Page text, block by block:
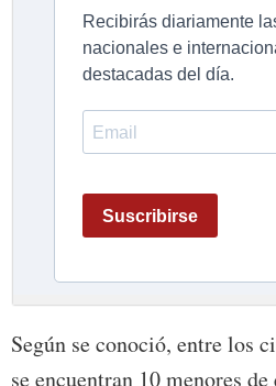
Según se conoció, entre los
se encuentran 10 menores